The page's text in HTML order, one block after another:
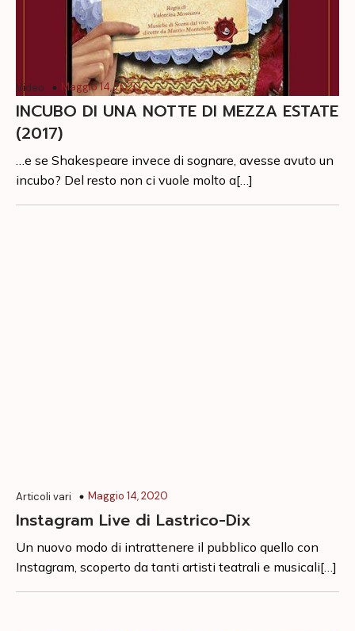
Video Maggio 14, 2020
INCUBO DI UNA NOTTE DI MEZZA ESTATE
(2017)
…e se Shakespeare invece di sognare, avesse avuto un
incubo? Del resto non ci vuole molto a[…]
Articoli vari Maggio 14, 2020
Instagram Live di Lastrico-Dix
Un nuovo modo di intrattenere il pubblico quello con
Instagram, scoperto da tanti artisti teatrali e musicali[…]